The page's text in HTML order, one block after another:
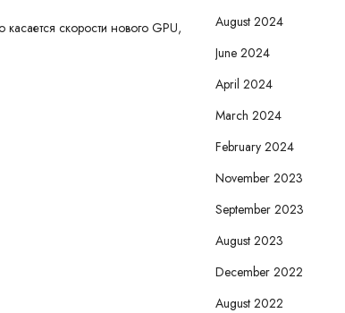
скорости нового GPU,
August 2024
June 2024
April 2024
March 2024
February 2024
November 2023
September 2023
August 2023
December 2022
August 2022